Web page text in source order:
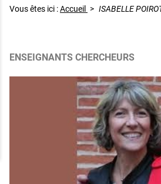
Vous êtes ici :Accueil > ISABELLE
ENSEIGNANTS CHERCHEURS